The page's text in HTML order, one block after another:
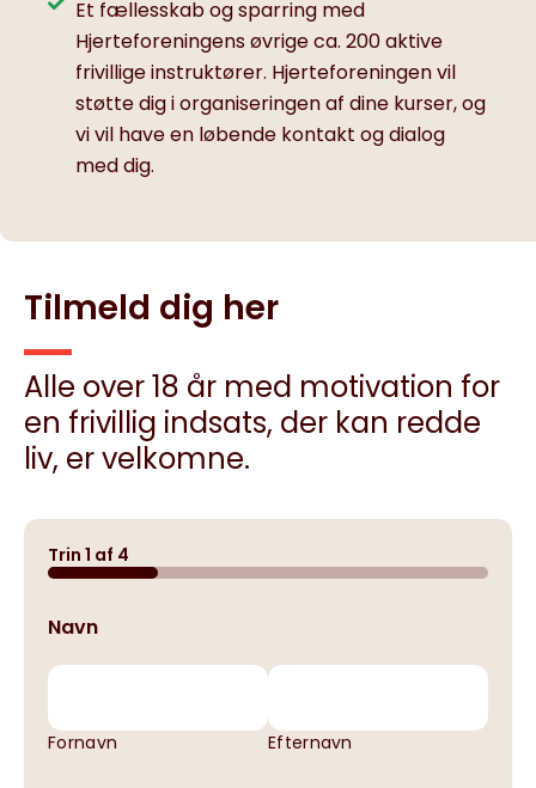
Et fællesskab og sparring med
Hjerteforeningens øvrige ca. 200 aktive
frivillige instruktører. Hjerteforeningen vil
støtte dig i organiseringen af dine kurser, og
vi vil have en løbende kontakt og dialog
med dig.
Tilmeld dig her
Alle over 18 år med motivation for
en frivillig indsats, der kan redde
liv, er velkomne.
Trin 1 af 4
Navn
Fornavn Efternavn